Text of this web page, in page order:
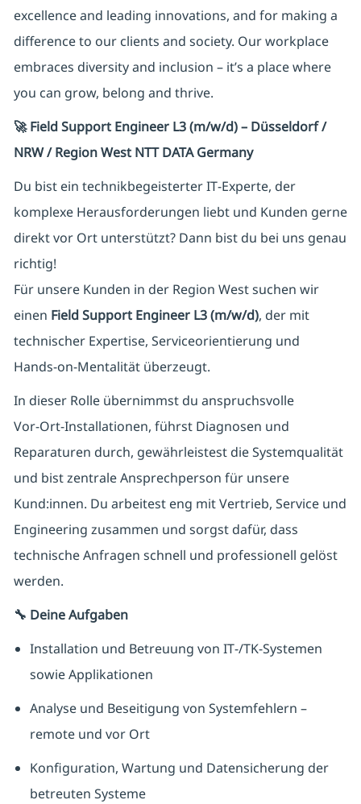
excellence and leading innovations, and for making a
difference to our clients and society. Our workplace
embraces diversity and inclusion – it’s a place where
you can grow, belong and thrive.
🚀 Field Support Engineer L3 (m/w/d) – Düsseldorf /
NRW / Region West NTT DATA Germany
Du bist ein technikbegeisterter IT‑Experte, der
komplexe Herausforderungen liebt und Kunden gerne
direkt vor Ort unterstützt? Dann bist du bei uns genau
richtig!
Für unsere Kunden in der Region West suchen wir
einen Field Support Engineer L3 (m/w/d), der mit
technischer Expertise, Serviceorientierung und
Hands‑on‑Mentalität überzeugt.
In dieser Rolle übernimmst du anspruchsvolle
Vor‑Ort‑Installationen, führst Diagnosen und
Reparaturen durch, gewährleistest die Systemqualität
und bist zentrale Ansprechperson für unsere
Kund:innen. Du arbeitest eng mit Vertrieb, Service und
Engineering zusammen und sorgst dafür, dass
technische Anfragen schnell und professionell gelöst
werden.
🔧 Deine Aufgaben
Installation und Betreuung von IT‑/TK‑Systemen
sowie Applikationen
Analyse und Beseitigung von Systemfehlern –
remote und vor Ort
Konfiguration, Wartung und Datensicherung der
betreuten Systeme